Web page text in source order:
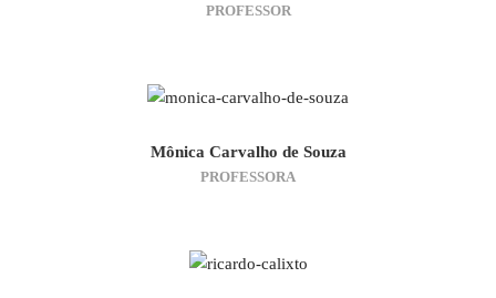
PROFESSOR
Mônica Carvalho de Souza
PROFESSORA